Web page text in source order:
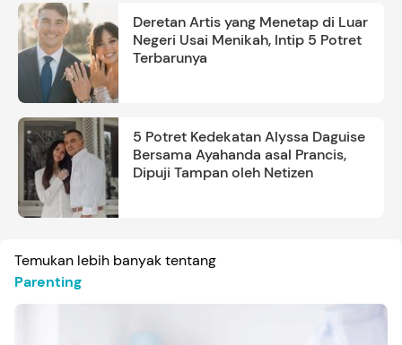
Deretan Artis yang Menetap di Luar
Negeri Usai Menikah, Intip 5 Potret
Terbarunya
5 Potret Kedekatan Alyssa Daguise
Bersama Ayahanda asal Prancis,
Dipuji Tampan oleh Netizen
Temukan lebih banyak tentang
Parenting